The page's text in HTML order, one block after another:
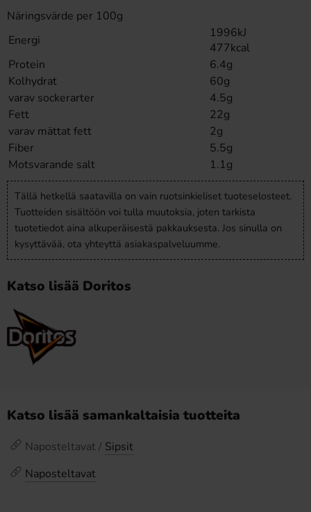
Näringsvärde per 100g
Energi
1996kJ
477kcal
Protein
6.4g
Kolhydrat
60g
varav sockerarter
4.5g
Fett
22g
varav mättat fett
2g
Fiber
5.5g
Motsvarande salt
1.1g
Tällä hetkellä saatavilla on vain ruotsinkieliset tuoteselosteet.
Tuotteiden sisältöön voi tulla muutoksia, joten tarkista
tuotetiedot aina alkuperäisestä pakkauksesta. Jos sinulla on
kysyttävää, ota yhteyttä asiakaspalveluumme.
Katso lisää Doritos
Katso lisää samankaltaisia tuotteita
Naposteltavat / Sipsit
Naposteltavat